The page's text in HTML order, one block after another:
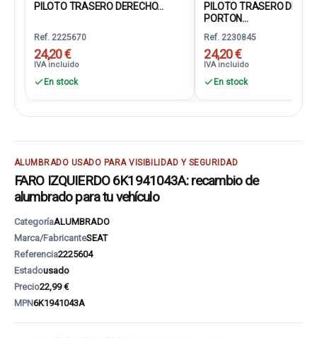
PILOTO TRASERO DERECHO...
Ref. 2225670
24,20 €
IVA incluido
En stock
PILOTO TRASERO
PORTON...
Ref. 2230845
24,20 €
IVA incluido
En stock
ALUMBRADO USADO PARA VISIBILIDAD Y SEGURIDAD
FARO IZQUIERDO 6K1941043A: recambio de
alumbrado para tu vehículo
CategoríaALUMBRADO
Marca/FabricanteSEAT
Referencia2225604
Estadousado
Precio22,99 €
MPN6K1941043A